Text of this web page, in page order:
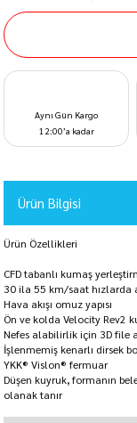
Aynı Gün Kargo
12:00’a kadar
Ürün Bilgisi
Ürün Özellikleri
CFD tabanlı kumaş
30 ila 55 km/saat hızlarda
Hava akışı omuz yapısı
Ön ve kolda Velocity Rev2
Nefes alabilirlik için 3D file
İşlenmemiş kenarlı dirsek
YKK® Vislon® fermuar
Düşen kuyruk, formanın
olanak tanır